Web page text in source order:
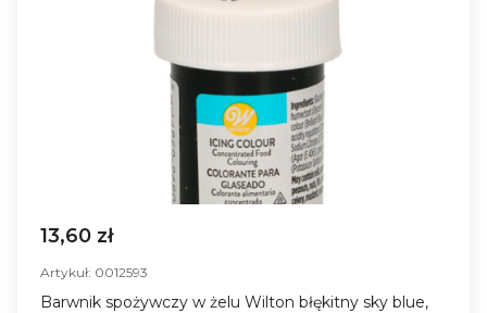
13,60 zł
Artykuł: 0012593
Barwnik spożywczy w żelu Wilton błękitny sky blue,